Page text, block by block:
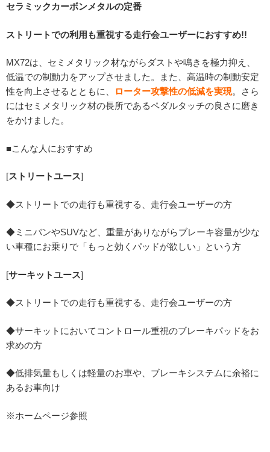
セラミックカーボンメタルの定番
ストリートでの利用も重視する走行会ユーザーにおすすめ!!
MX72は、セミメタリック材ながらダストや鳴きを極力抑え、
低温での制動力をアップさせました。また、高温時の制動安定
性を向上させるとともに、
ローター攻撃性の低減を実現。さら
にはセミメタリック材の長所であるペダルタッチの良さに磨き
をかけました。
■こんな人におすすめ
[ストリートユース]
◆ストリートでの走行も重視する、走行会ユーザーの方
◆ミニバンやSUVなど、重量がありながらブレーキ容量が少な
い車種にお乗りで「もっと効くパッドが欲しい」という方
[サーキットユース]
◆ストリートでの走行も重視する、走行会ユーザーの方
◆サーキットにおいてコントロール重視のブレーキパッドをお
求めの方
◆低排気量もしくは軽量のお車や、ブレーキシステムに余裕に
あるお車向け
※ホームページ参照